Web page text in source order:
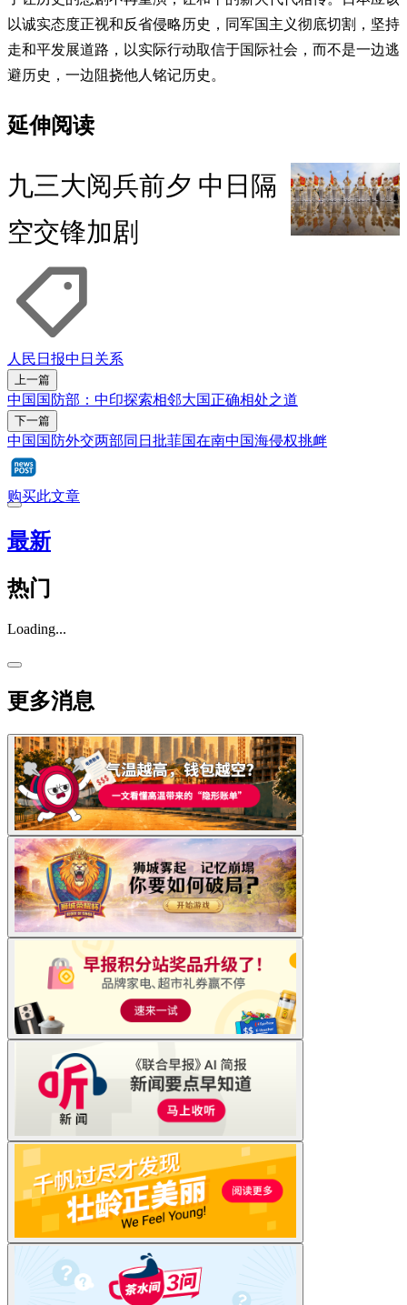
以诚实态度正视和反省侵略历史，同军国主义彻底切割，坚持
走和平发展道路，以实际行动取信于国际社会，而不是一边逃
避历史，一边阻挠他人铭记历史。
延伸阅读
九三大阅兵前夕 中日隔
空交锋加剧
人民日报中日关系
上一篇
中国国防部：中印探索相邻大国正确相处之道
下一篇
中国国防外交两部同日批菲国在南中国海侵权挑衅
购买此文章
最新
热门
Loading...
更多消息